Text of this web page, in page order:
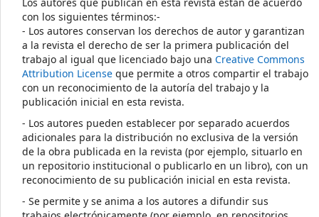
con los siguientes términos:-
- Los autores conservan los derechos de autor y garantizan
a la revista el derecho de ser la primera publicación del
trabajo al igual que licenciado bajo una Creative Commons
Attribution License que permite a otros compartir el trabajo
con un reconocimiento de la autoría del trabajo y la
publicación inicial en esta revista.
- Los autores pueden establecer por separado acuerdos
adicionales para la distribución no exclusiva de la versión
de la obra publicada en la revista (por ejemplo, situarlo en
un repositorio institucional o publicarlo en un libro), con un
reconocimiento de su publicación inicial en esta revista.
- Se permite y se anima a los autores a difundir sus